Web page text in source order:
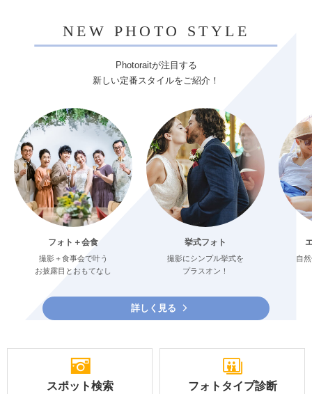
NEW PHOTO STYLE
Photoraitが注目する
新しい定番スタイルをご紹介！
フォト＋会食
撮影＋食事会で叶う
お披露目とおもてなし
挙式フォト
撮影にシンプル挙式を
プラスオン！
自
詳しく見る
スポット検索 フォトタイプ診断